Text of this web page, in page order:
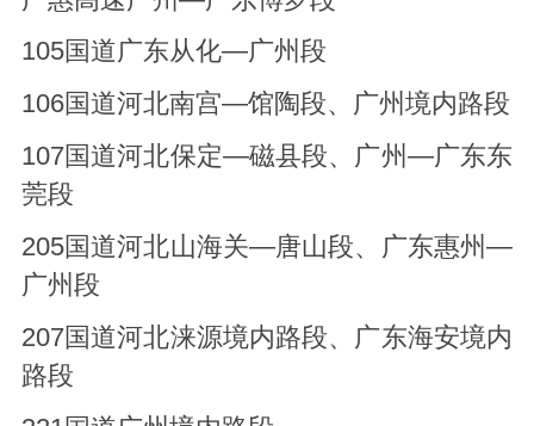
105国道广东从化—广州段
106国道河北南宫—馆陶段、广州境内路段
107国道河北保定—磁县段、广州—广东东
莞段
205国道河北山海关—唐山段、广东惠州—
广州段
207国道河北涞源境内路段、广东海安境内
路段